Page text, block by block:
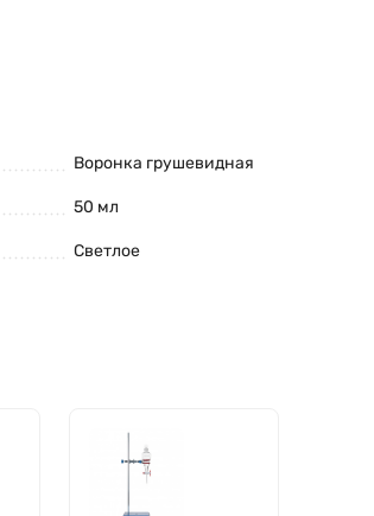
Воронка грушевидная
50 мл
Светлое